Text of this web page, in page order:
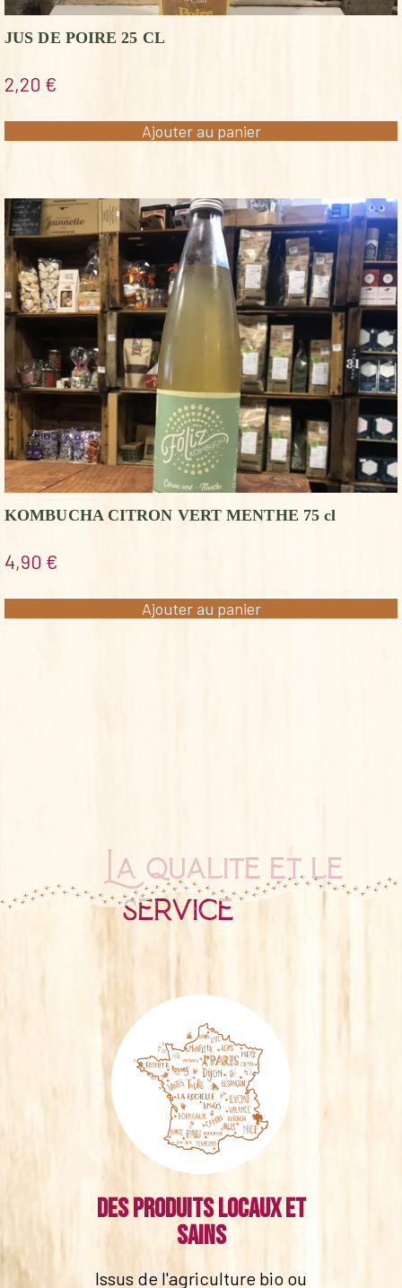
JUS DE POIRE 25 CL
2,20 €
Ajouter au panier
KOMBUCHA CITRON VERT MENTHE 75 cl
4,90 €
Ajouter au panier
La qualité et le
service
Des produits locaux et
sains
Issus de l'agriculture bio ou